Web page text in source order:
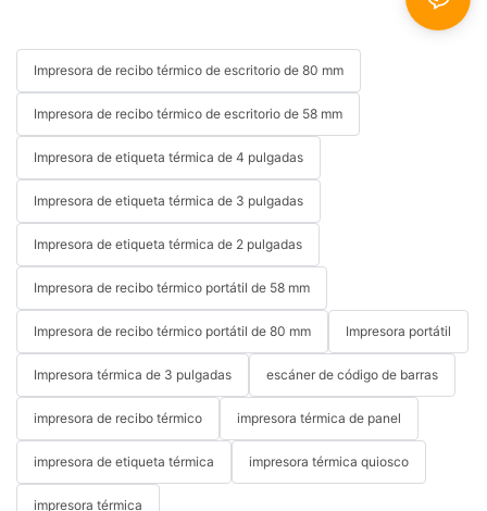
Impresora de recibo térmico de escritorio de 80 mm
Impresora de recibo térmico de escritorio de 58 mm
Impresora de etiqueta térmica de 4 pulgadas
Impresora de etiqueta térmica de 3 pulgadas
Impresora de etiqueta térmica de 2 pulgadas
Impresora de recibo térmico portátil de 58 mm
Impresora de recibo térmico portátil de 80 mm Impresora portátil
Impresora térmica de 3 pulgadas escáner de código de barras
impresora de recibo térmico impresora térmica de panel
impresora de etiqueta térmica impresora térmica quiosco
impresora térmica